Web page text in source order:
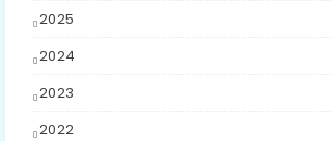
2025
2024
2023
2022